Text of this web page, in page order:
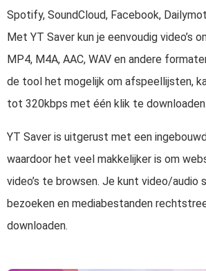
Spotify, SoundCloud, Facebook,
Met YT Saver kun je eenvoudig video’s
MP4, M4A, AAC, WAV en andere
de tool het mogelijk om afspeellijsten,
tot 320kbps met één klik te downloaden.
YT Saver is uitgerust met een
waardoor het veel makkelijker is om
video’s te browsen. Je kunt video/audio
bezoeken en mediabestanden
downloaden.